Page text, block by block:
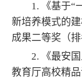
1. 《基于“
新培养模式的
成果二等奖（排
2. 《最安
教育厅高校精品